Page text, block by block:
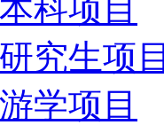
科项目
究生项目
学项目